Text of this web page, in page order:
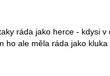
ráda jako herce - kdysi v
ho ale měla ráda jako